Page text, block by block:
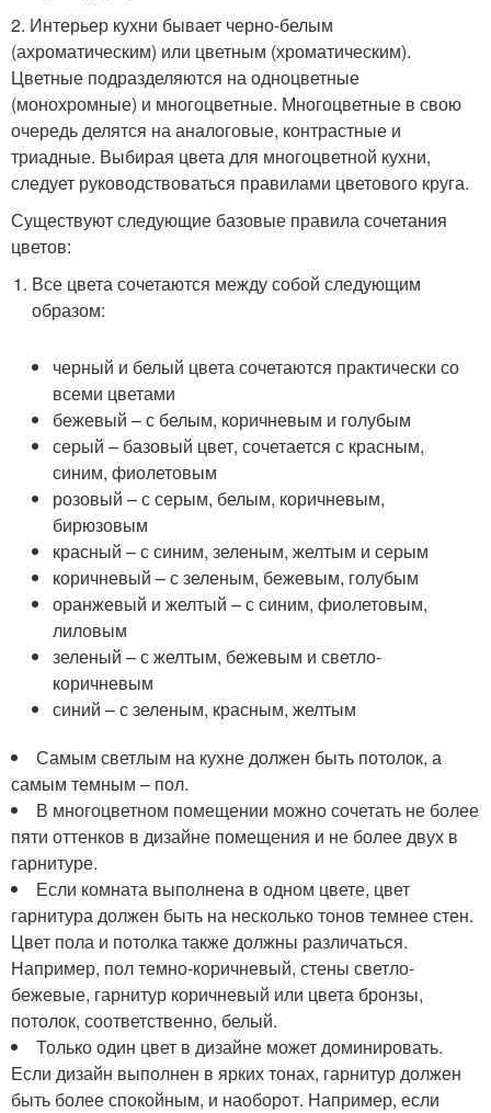
2. Интерьер кухни бывает черно-белым
(ахроматическим) или цветным (хроматическим).
Цветные подразделяются на одноцветные
(монохромные) и многоцветные. Многоцветные в свою
очередь делятся на аналоговые, контрастные и
триадные. Выбирая цвета для многоцветной кухни,
следует руководствоваться правилами цветового круга.
Существуют следующие базовые правила сочетания
цветов:
Все цвета сочетаются между собой следующим
образом:
черный и белый цвета сочетаются практически со
всеми цветами
бежевый – с белым, коричневым и голубым
серый – базовый цвет, сочетается с красным,
синим, фиолетовым
розовый – с серым, белым, коричневым,
бирюзовым
красный – с синим, зеленым, желтым и серым
коричневый – с зеленым, бежевым, голубым
оранжевый и желтый – с синим, фиолетовым,
лиловым
зеленый – с желтым, бежевым и светло-
коричневым
синий – с зеленым, красным, желтым
Самым светлым на кухне должен быть потолок, а
самым темным – пол.
В многоцветном помещении можно сочетать не более
пяти оттенков в дизайне помещения и не более двух в
гарнитуре.
Если комната выполнена в одном цвете, цвет
гарнитура должен быть на несколько тонов темнее стен.
Цвет пола и потолка также должны различаться.
Например, пол темно-коричневый, стены светло-
бежевые, гарнитур коричневый или цвета бронзы,
потолок, соответственно, белый.
Только один цвет в дизайне может доминировать.
Если дизайн выполнен в ярких тонах, гарнитур должен
быть более спокойным, и наоборот. Например, если